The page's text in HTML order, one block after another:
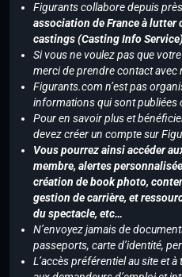
Figurants collabore depuis
association de France à lutter
castings (Casting Info Service)
Si vous ne voulez pas que
merci de prendre contact avec
Figurants.com n’est pas
informations qui sont publiées
Pour en savoir plus et
devez créer un compte sur
Vous pourrez ainsi accéder
membre, alertes
création de book photo,
gestion de carrière, et
du spectacle, etc…
N’envoyez jamais de
passeports, carte d’identité,
L’accès préférentiel au site et